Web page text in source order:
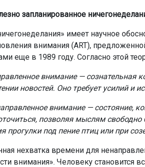
запланированное
имеет научное
внимания (ART),
еще в 1989 году. Согласно этой
внимание — сознательная
новостей. Оно требует усилий и
внимание — состояние,
позволяя мыслям
прогулки под пение птиц или при
нехватка времени для
внимания». Человеку становится